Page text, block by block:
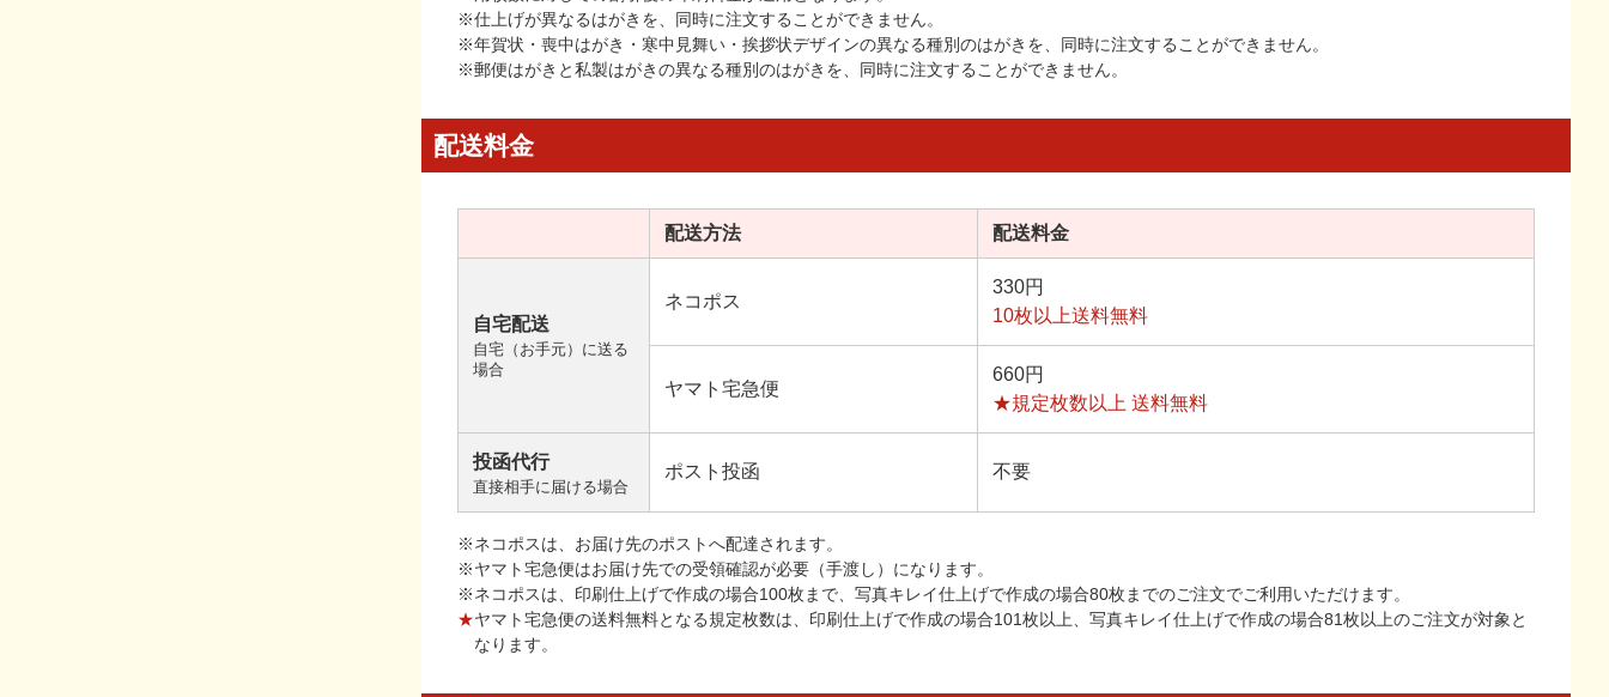
※仕上げが異なるはがきを、同時に注文することができません。
※年賀状・喪中はがき・寒中見舞い・挨拶状デザインの異なる種別のはがきを、同時に注文することができません。
※郵便はがきと私製はがきの異なる種別のはがきを、同時に注文することができません。
配送料金
配送方法 配送料金
自宅配送
自宅（お手元）に送る
場合
ネコポス
330円
10枚以上送料無料
ヤマト宅急便
660円
★規定枚数以上 送料無料
投函代行
直接相手に届ける場合
ポスト投函 不要
※ネコポスは、お届け先のポストへ配達されます。
※ヤマト宅急便はお届け先での受領確認が必要（手渡し）になります。
※ネコポスは、印刷仕上げで作成の場合100枚まで、写真キレイ仕上げで作成の場合80枚までのご注文でご利用いただけます。
★ヤマト宅急便の送料無料となる規定枚数は、印刷仕上げで作成の場合101枚以上、写真キレイ仕上げで作成の場合81枚以上のご注文が対象と
なります。